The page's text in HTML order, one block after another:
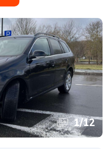
1/12